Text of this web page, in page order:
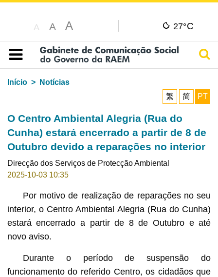
A A A 27°C
Índice
Início
Notícias
繁
简 PT
O Centro Ambiental Alegria (Rua do
Cunha) estará encerrado a partir de 8 de
Outubro devido a reparações no interior
Direcção dos Serviços de Protecção Ambiental
2025-10-03 10:35
Por motivo de realização de reparações no seu
interior, o Centro Ambiental Alegria (Rua do Cunha)
estará encerrado a partir de 8 de Outubro e até
novo aviso.
Durante o período de suspensão do
funcionamento do referido Centro, os cidadãos que